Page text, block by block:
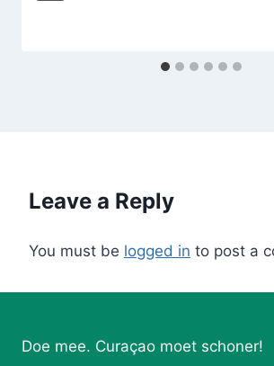
Leave a Reply
You must be logged in to post a
Doe mee. Curaçao moet schoner!